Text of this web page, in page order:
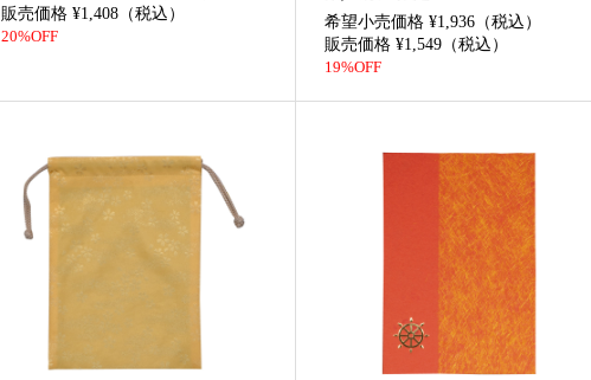
販売価格 ¥1,408（税込）
20%OFF
希望小売価格 ¥1,936（税込）
販売価格 ¥1,549（税込）
19%OFF